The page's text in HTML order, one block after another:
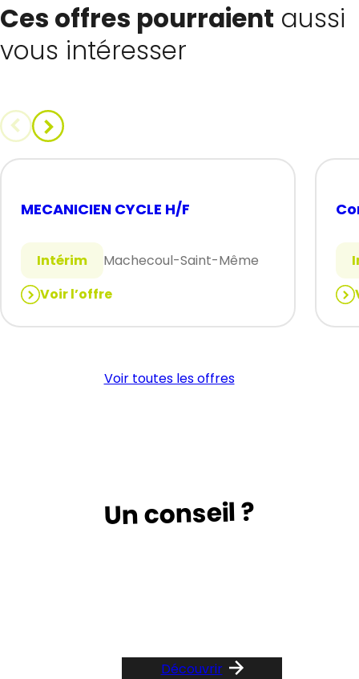
Ces offres pourraient aussi
vous intéresser
MECANICIEN CYCLE H/F
Intérim
Machecoul-Saint-Même
Voir l’offre
:
MECANICIEN
:
Voir toutes les offres
Un conseil ?
Découvrir